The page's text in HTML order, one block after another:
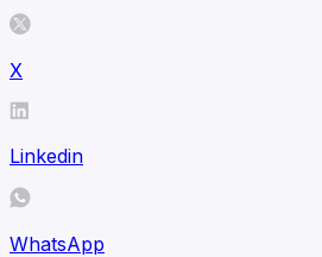
X
Linkedin
WhatsApp